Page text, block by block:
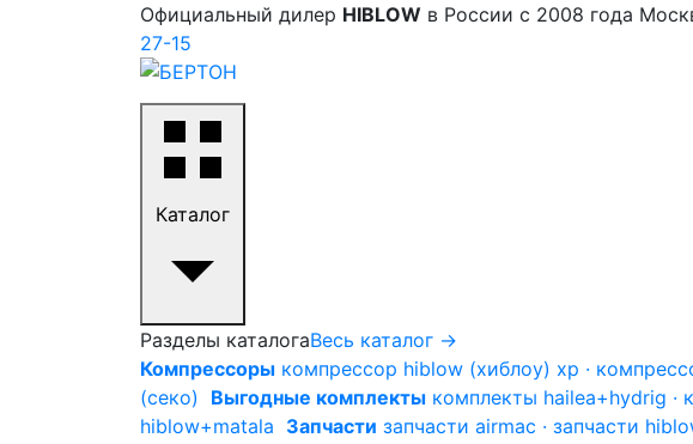
Официальный дилер HIBLOW в России с 2008 года
27-15
Каталог
Разделы каталогаВесь каталог →
Компрессоры компрессор hiblow (хиблоу) xp ·
(секо)
Выгодные комплекты комплекты hailea+hydrig ·
hiblow+matala Запчасти запчасти airmac · запчасти